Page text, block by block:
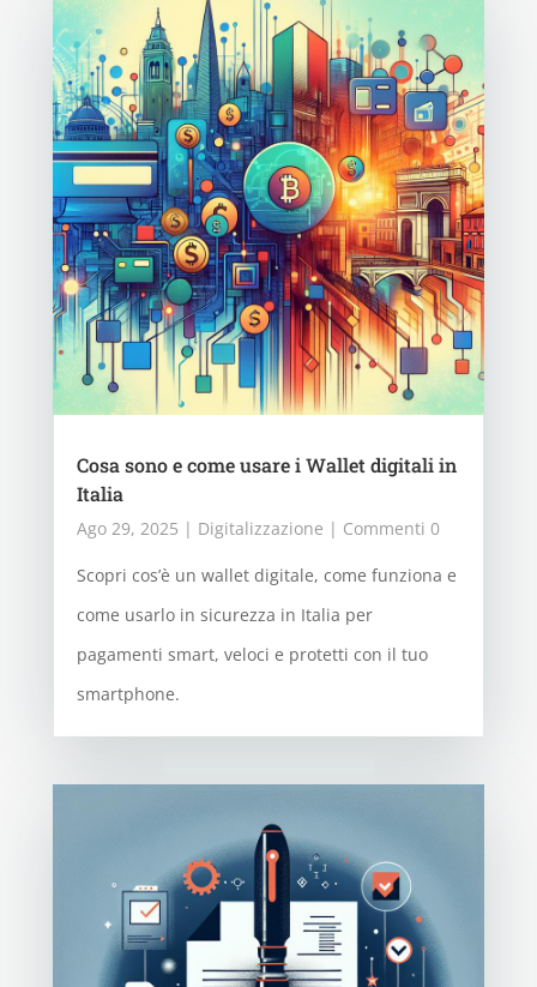
Cosa sono e come usare i Wallet digitali in
Italia
Ago 29, 2025 | Digitalizzazione | Commenti 0
Scopri cos’è un wallet digitale, come funziona e
come usarlo in sicurezza in Italia per
pagamenti smart, veloci e protetti con il tuo
smartphone.